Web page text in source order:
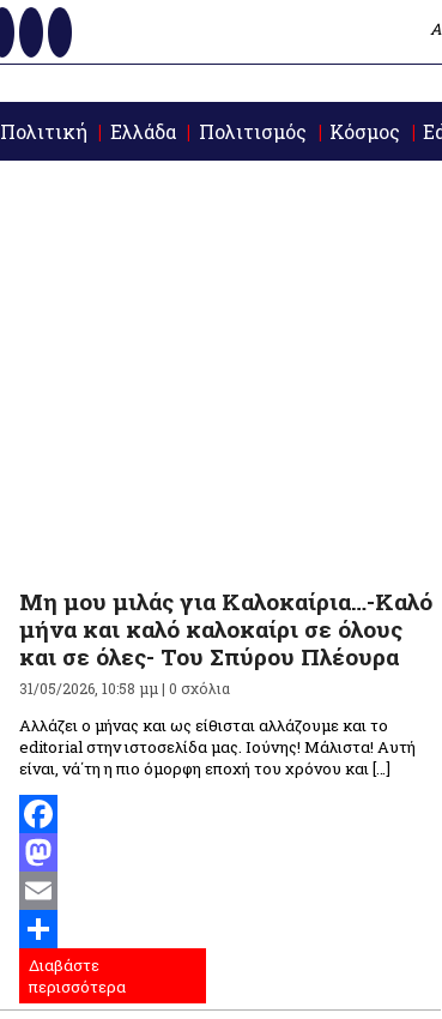
Πολιτική Ελλάδα Πολιτισμός Κόσμος
Μη μου μιλάς για Καλοκαίρια…-Καλό
μήνα και καλό καλοκαίρι σε όλους
και σε όλες- Του Σπύρου Πλέουρα
31/05/2026, 10:58 μμ |0 σχόλια
Αλλάζει ο μήνας και ως είθισται αλλάζουμε και το
editorial στην ιστοσελίδα μας. Ιούνης! Μάλιστα! Αυτή
είναι, νά΄τη η πιο όμορφη εποχή του χρόνου και […]
Facebook
Mastodon
Email
Μοιραστείτε
Διαβάστε
περισσότερα